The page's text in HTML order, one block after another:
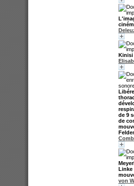
Kinisi
de 9
de
Linke
von